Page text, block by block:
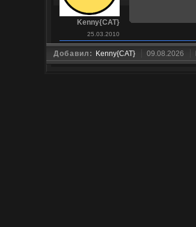
Kenny{CAT}
25.03.2010
Добавил: Kenny{CAT} 09.08.2026